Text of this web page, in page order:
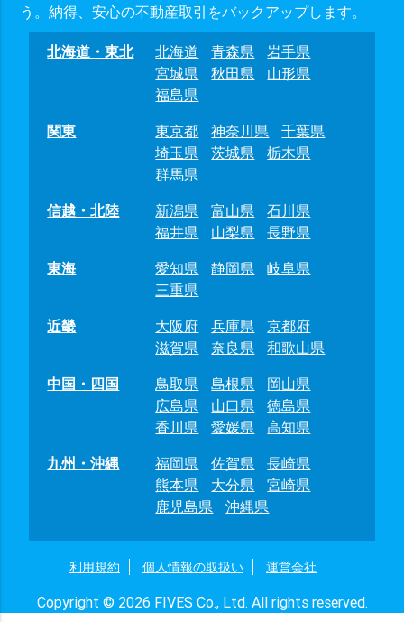
う。納得、安心の不動産取引をバックアップします。
北海道・東北 北海道 青森県
岩手県
宮城県
秋田県
山形県
福島県
関東
東京都 神奈川県
千葉県
埼玉県
茨城県
栃木県
群馬県
信越・北陸
新潟県 富山県
石川県
福井県
山梨県
長野県
東海
愛知県 静岡県
岐阜県
三重県
近畿
大阪府 兵庫県
京都府
滋賀県
奈良県
和歌山県
中国・四国
鳥取県 島根県
岡山県
広島県
山口県
徳島県
香川県
愛媛県
高知県
九州・沖縄
福岡県 佐賀県
長崎県
熊本県
大分県
宮崎県
鹿児島県
沖縄県
利用規約 個人情報の取扱い 運営会社
Copyright © 2026 FIVES Co., Ltd. All rights reserved.